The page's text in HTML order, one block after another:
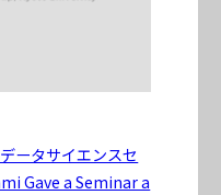
ータサイエンスセ
Gave a Seminar a